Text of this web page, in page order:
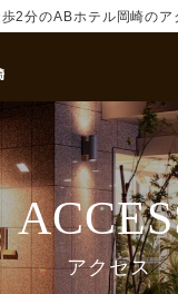
2分のABホテル岡崎のア
アクセス